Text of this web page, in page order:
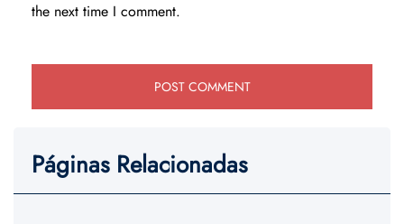
the next time I comment.
Páginas Relacionadas